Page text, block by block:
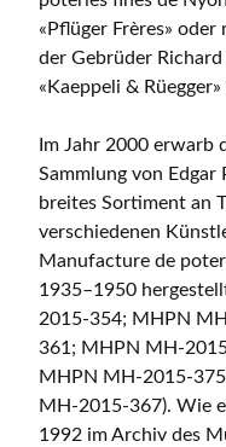
«Pflüger Frères»
der Gebrüder
«Kaeppeli &
Im Jahr 2000 erwarb
Sammlung von
breites Sortiment an
verschiedenen
Manufacture de
1935–1950
2015-354; MHPN
361; MHPN MH-
MHPN MH-2015-
MH-2015-367). Wie
1992 im Archiv des